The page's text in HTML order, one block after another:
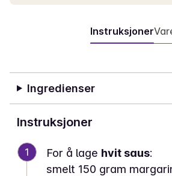
Instruksjoner
Ingredienser
Instruksjoner
1 For å lage hvit saus:
smelt 150 gram